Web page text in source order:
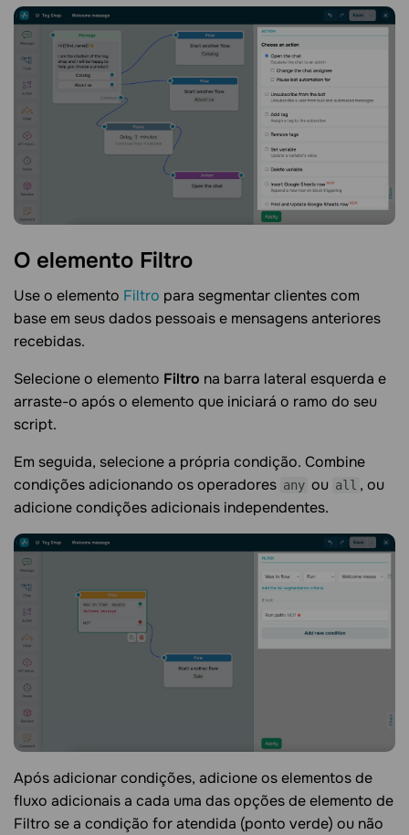
O elemento Filtro
Use o elemento Filtro para segmentar clientes com
base em seus dados pessoais e mensagens anteriores
recebidas.
Selecione o elemento Filtro na barra lateral esquerda e
arraste-o após o elemento que iniciará o ramo do seu
script.
Em seguida, selecione a própria condição. Combine
condições adicionando os operadores any ou all , ou
adicione condições adicionais independentes.
Após adicionar condições, adicione os elementos de
fluxo adicionais a cada uma das opções de elemento de
Filtro se a condição for atendida (ponto verde) ou não